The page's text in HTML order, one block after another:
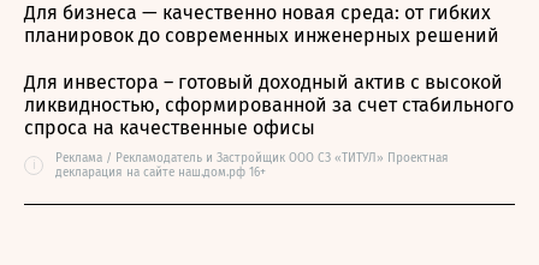
Для бизнеса — качественно новая среда: от гибких
планировок до современных инженерных решений
Для инвестора – готовый доходный актив с высокой
ликвидностью, сформированной за счет стабильного
спроса на качественные офисы
i
Реклама / Рекламодатель и Застройщик ООО СЗ «ТИТУЛ» Проектная
декларация на сайте наш.дом.рф 16+